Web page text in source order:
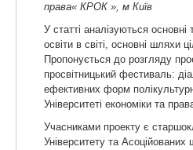
права« КРОК », м Київ
У статті аналізуються основні
освіти в світі, основні шляхи
Пропонується до розгляду
просвітницький фестиваль:
ефективних форм
Університеті економіки та
Учасниками проекту є
Університету та